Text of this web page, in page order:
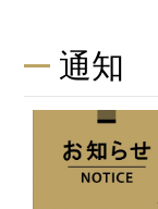
通知